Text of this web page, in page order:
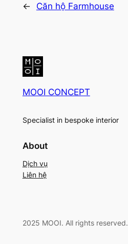
← Căn hộ Farmhouse
MOOI CONCEPT
Specialist in bespoke interior
About
Dịch vụ
Liên hệ
2025 MOOI. All rights reserved.